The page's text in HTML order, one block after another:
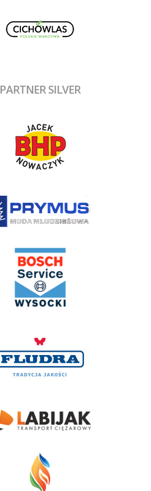
PARTNER SILVER